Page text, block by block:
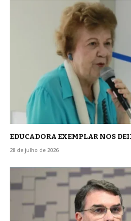
EDUCADORA EXEMPLAR NOS
28 de julho de 2026